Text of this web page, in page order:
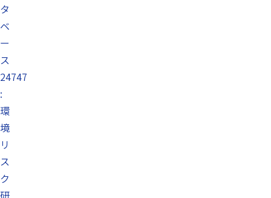
タ
ベ
ー
ス
24747
:
環
境
リ
ス
ク
研